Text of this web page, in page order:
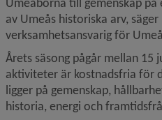
av Umeås historiska arv,
verksamhetsansvarig för
Årets säsong pågår mellan 15
aktiviteter är kostnadsfria för
ligger på gemenskap,
historia, energi och